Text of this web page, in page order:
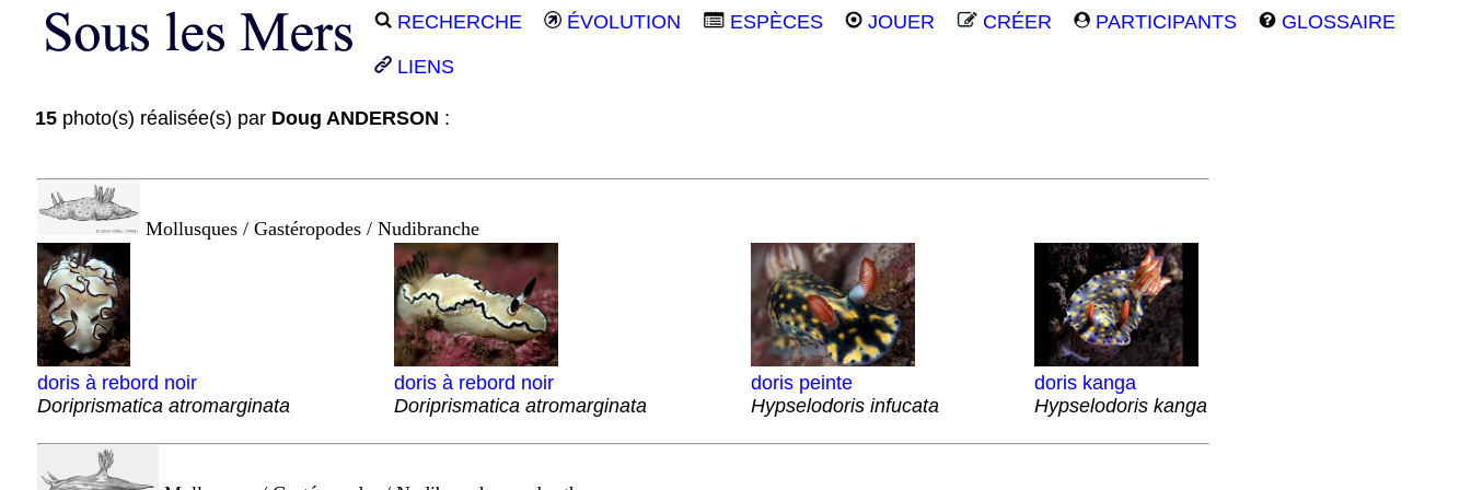
RECHERCHE ÉVOLUTION ESPÈCES JOUER CRÉER PARTICIPANTS GLOSSAIRE
LIENS
15 photo(s) réalisée(s) par Doug ANDERSON :
Mollusques / Gastéropodes / Nudibranche
doris à rebord noir
Doriprismatica atromarginata
doris à rebord noir
Doriprismatica atromarginata
doris peinte
Hypselodoris infucata
doris kanga
Hypselodoris kanga